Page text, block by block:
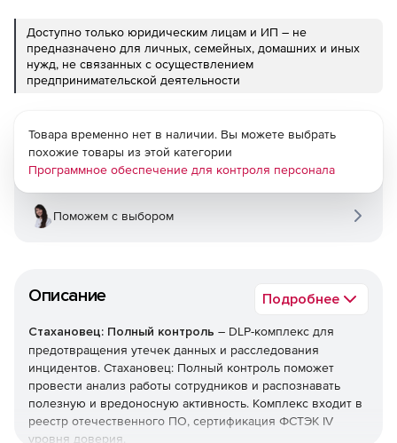
Доступно только юридическим лицам и ИП – не
предназначено для личных, семейных, домашних и иных
нужд, не связанных с осуществлением
предпринимательской деятельности
Описание Подробнее
Стахановец: Полный контроль – DLP-комплекс для
предотвращения утечек данных и расследования
инцидентов. Стахановец: Полный контроль поможет
провести анализ работы сотрудников и распознавать
полезную и вредоносную активность. Комплекс входит в
реестр отечественного ПО, сертификация ФСТЭК IV
уровня доверия.
Товара временно нет в наличии. Вы можете выбрать
похожие товары из этой категории
Программное обеспечение для контроля персонала
Поможем с выбором